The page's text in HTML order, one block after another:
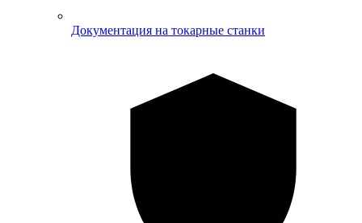
Документация на токарные станки